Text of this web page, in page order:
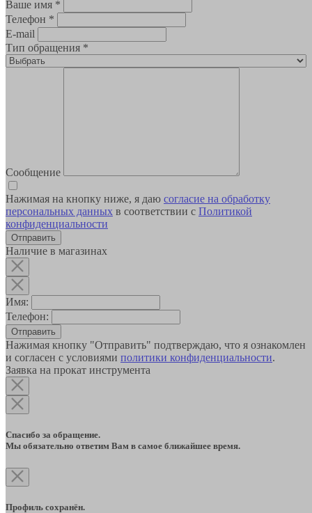
Ваше имя *
Телефон *
E-mail
Тип обращения *
Сообщение
Нажимая на кнопку ниже, я даю согласие на обработку
персональных данных в соответствии с Политикой
конфиденциальности
Наличие в магазинах
Имя:
Телефон:
Отправить
Нажимая кнопку "Отправить" подтверждаю, что я ознакомлен
и согласен с условиями политики конфиденциальности.
Заявка на прокат инструмента
Спасибо за обращение.
Мы обязательно ответим Вам в самое ближайшее время.
Профиль сохранён.